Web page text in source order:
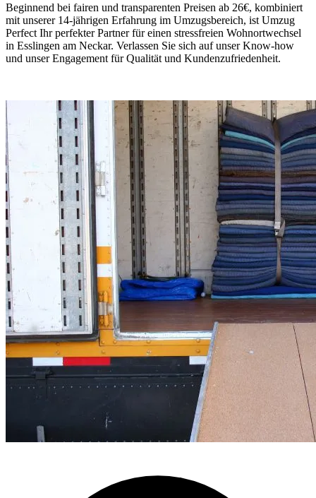
Beginnend bei fairen und transparenten Preisen ab 26€, kombiniert
mit unserer 14-jährigen Erfahrung im Umzugsbereich, ist Umzug
Perfect Ihr perfekter Partner für einen stressfreien Wohnortwechsel
in Esslingen am Neckar. Verlassen Sie sich auf unser Know-how
und unser Engagement für Qualität und Kundenzufriedenheit.